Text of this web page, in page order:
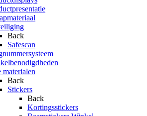
Back
Safescan
materialen
Back
Stickers
Back
Kortingsstickers